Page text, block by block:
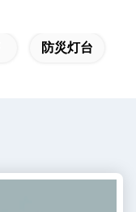
防災灯台